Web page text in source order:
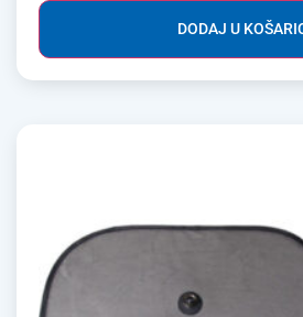
DODAJ U